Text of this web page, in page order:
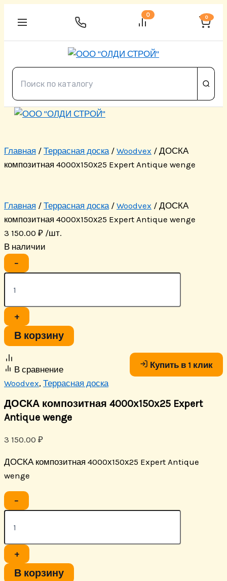
0 0
Главная / Террасная доска/ Woodvex / ДОСКА
композитная 4000х150х25 Expert Antique wenge
Главная / Террасная доска/ Woodvex / ДОСКА
композитная 4000х150х25 Expert Antique wenge
3 150.00 ₽ /шт.
В наличии
−
Количество
товара
Expert
+
В корзину
В сравнение
Купить в 1 клик
Woodvex, Террасная доска
ДОСКА композитная 4000х150х25 Expert
Antique wenge
3 150.00 ₽
ДОСКА композитная 4000х150х25 Expert Antique
wenge
−
Количество
товара
Expert
+
В корзину